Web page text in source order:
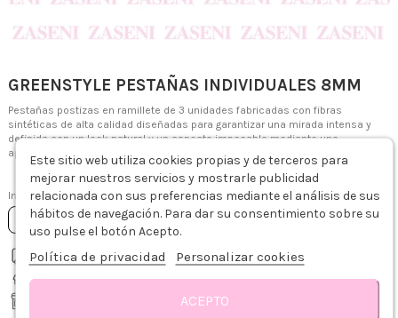
GREENSTYLE PESTAÑAS INDIVIDUALES 8MM
Pestañas postizas en ramillete de 3 unidades fabricadas con fibras
sintéticas de alta calidad diseñadas para garantizar una mirada intensa y
definida con un look natural y un aspecto impecable mediante una
aplicación fácil y cómoda.
3,50 €
Impuestos incluidos
Añadir al carrito
Envío gratis desde 75€
Recíbelo de 1-3 días hábiles
Recogida gratis en tienda
Descripción Detalles del productoSobre GREENSTYLE
Este sitio web utiliza cookies propias y de terceros para
mejorar nuestros servicios y mostrarle publicidad
relacionada con sus preferencias mediante el análisis de sus
hábitos de navegación. Para dar su consentimiento sobre su
uso pulse el botón Acepto.
Política de privacidad Personalizar cookies
ACEPTO